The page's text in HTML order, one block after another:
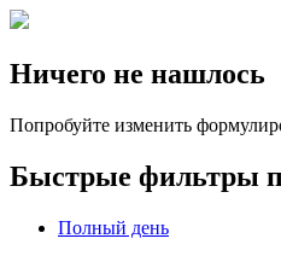
Ничего не нашлось
Попробуйте изменить
Быстрые фильтры
Полный день